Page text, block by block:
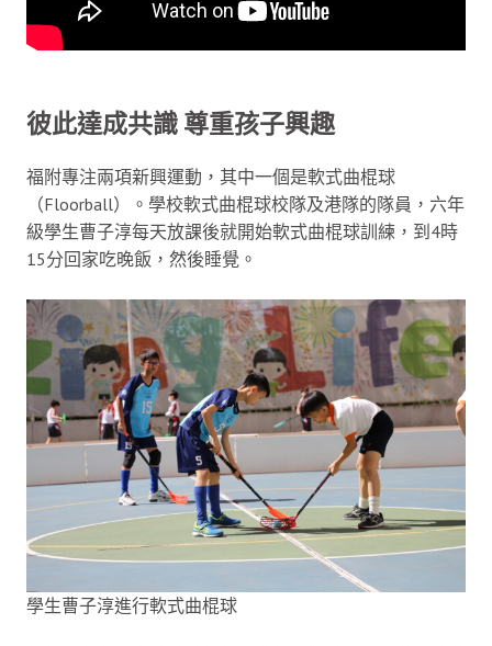
彼此達成共識 尊重孩子興趣
福附專注兩項新興運動，其中一個是軟式曲棍球
（Floorball）。學校軟式曲棍球校隊及港隊的隊員，六年
級學生曹子淳每天放課後就開始軟式曲棍球訓練，到4時
15分回家吃晚飯，然後睡覺。
學生曹子淳進行軟式曲棍球